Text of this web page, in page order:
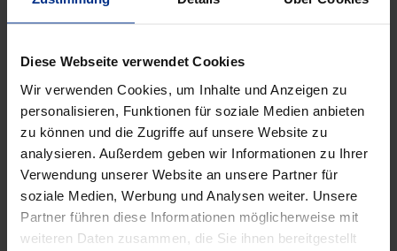
Diese Webseite verwendet Cookies
Wir verwenden Cookies, um Inhalte und Anzeigen zu
personalisieren, Funktionen für soziale Medien anbieten
zu können und die Zugriffe auf unsere Website zu
analysieren. Außerdem geben wir Informationen zu Ihrer
Verwendung unserer Website an unsere Partner für
soziale Medien, Werbung und Analysen weiter. Unsere
Partner führen diese Informationen möglicherweise mit
weiteren Daten zusammen, die Sie ihnen bereitgestellt
Anwendungsklass
BD
Ausdehnungskoeff
izient
0,09 mm/mK
Außendurchmess
er
160 mm